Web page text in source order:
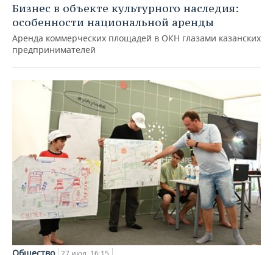
Бизнес в объекте культурного наследия:
особенности национальной аренды
Аренда коммерческих площадей в ОКН глазами казанских
предпринимателей